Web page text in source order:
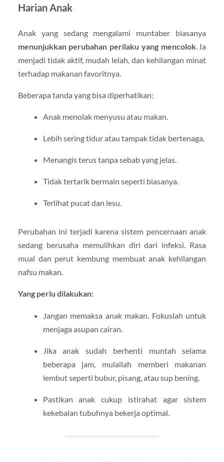
Harian Anak
Anak yang sedang mengalami muntaber biasanya
menunjukkan perubahan perilaku yang mencolok. Ia
menjadi tidak aktif, mudah lelah, dan kehilangan minat
terhadap makanan favoritnya.
Beberapa tanda yang bisa diperhatikan:
Anak menolak menyusu atau makan.
Lebih sering tidur atau tampak tidak bertenaga.
Menangis terus tanpa sebab yang jelas.
Tidak tertarik bermain seperti biasanya.
Terlihat pucat dan lesu.
Perubahan ini terjadi karena sistem pencernaan anak
sedang berusaha memulihkan diri dari infeksi. Rasa
mual dan perut kembung membuat anak kehilangan
nafsu makan.
Yang perlu dilakukan:
Jangan memaksa anak makan. Fokuslah untuk
menjaga asupan cairan.
Jika anak sudah berhenti muntah selama
beberapa jam, mulailah memberi makanan
lembut seperti bubur, pisang, atau sup bening.
Pastikan anak cukup istirahat agar sistem
kekebalan tubuhnya bekerja optimal.